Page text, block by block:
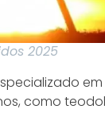
2025
como